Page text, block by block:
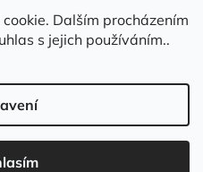
Dalším procházením
s jejich používáním..
Shoptet
. Všechna práva vyhrazena.